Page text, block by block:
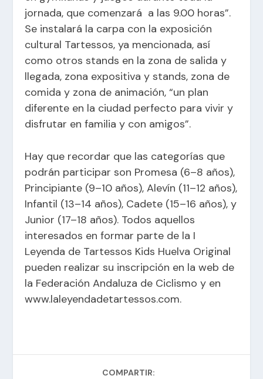
jornada, que comenzará a las 9.00 horas”.
Se instalará la carpa con la exposición
cultural Tartessos, ya mencionada, así
como otros stands en la zona de salida y
llegada, zona expositiva y stands, zona de
comida y zona de animación, “un plan
diferente en la ciudad perfecto para vivir y
disfrutar en familia y con amigos”.
Hay que recordar que las categorías que
podrán participar son Promesa (6–8 años),
Principiante (9–10 años), Alevín (11–12 años),
Infantil (13–14 años), Cadete (15–16 años), y
Junior (17–18 años). Todos aquellos
interesados en formar parte de la I
Leyenda de Tartessos Kids Huelva Original
pueden realizar su inscripción en la web de
la Federación Andaluza de Ciclismo y en
www.laleyendadetartessos.com.
COMPARTIR: